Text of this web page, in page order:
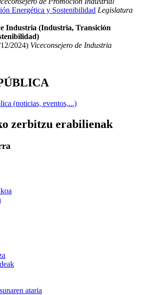
Energética y Sostenibilidad Legislatura
Industria (Industria, Transición
2024) Viceconsejero de Industria
(noticias, eventos,...)
zerbitzu erabilienak
ataria